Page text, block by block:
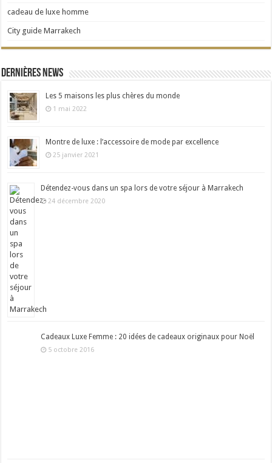
cadeau de luxe homme
City guide Marrakech
Dernières news
Les 5 maisons les plus chères du monde
1 mai 2022
Montre de luxe : l’accessoire de mode par excellence
25 janvier 2021
Détendez-vous dans un spa lors de votre séjour à Marrakech
24 décembre 2020
Cadeaux Luxe Femme : 20 idées de cadeaux originaux pour Noël
5 octobre 2016